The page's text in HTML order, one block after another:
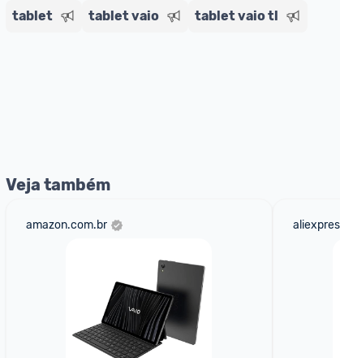
tablet
tablet vaio tablet vaio tl
Veja também
amazon.com.br